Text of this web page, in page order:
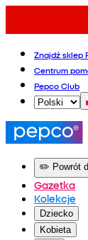
Znajdź sklep
Centrum
Pepco Club
✏️ Powrót
Gazetka
Kolekcje
Dziecko
Kobieta